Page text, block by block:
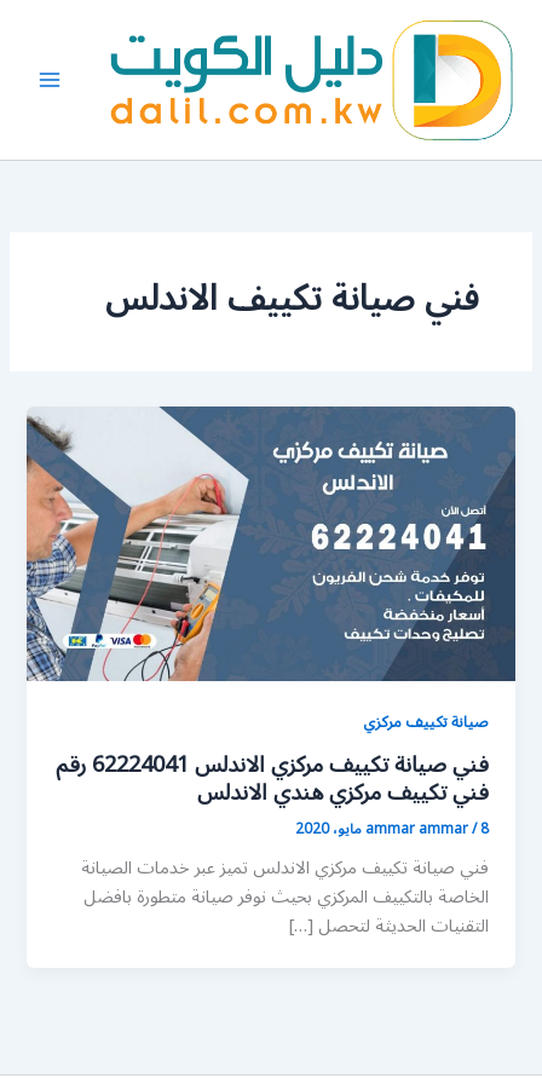
المحتوى
فني صيانة تكييف الاندلس
صيانة تكييف مركزي
فني صيانة تكييف مركزي الاندلس 62224041 رقم
فني تكييف مركزي هندي الاندلس
ammar ammar/8 مايو، 2020
فني صيانة تكييف مركزي الاندلس تميز عبر خدمات الصيانة
الخاصة بالتكييف المركزي بحيث نوفر صيانة متطورة بافضل
التقنيات الحديثة لتحصل […]